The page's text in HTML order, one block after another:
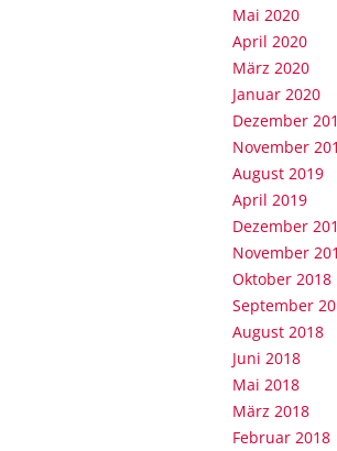
Mai 2020
April 2020
März 2020
Januar 2020
Dezember
November
August 2019
April 2019
Dezember
November
Oktober 2018
September
August 2018
Juni 2018
Mai 2018
März 2018
Februar 2018